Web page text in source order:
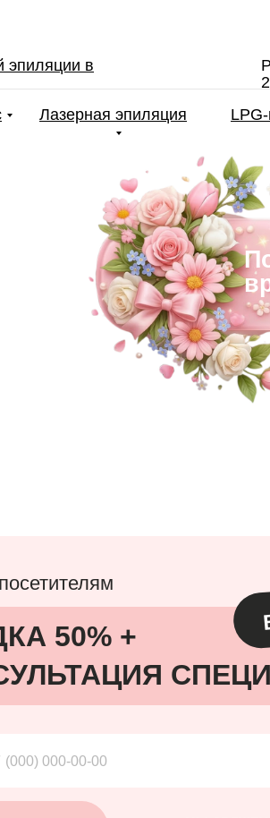
Лазерная эпиляция
эпиляции в
50% +